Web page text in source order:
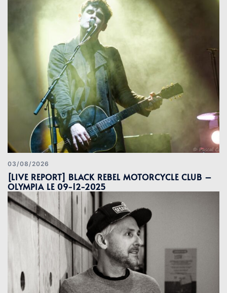
03/08/2026
[LIVE REPORT] BLACK REBEL MOTORCYCLE CLUB –
OLYMPIA LE 09-12-2025